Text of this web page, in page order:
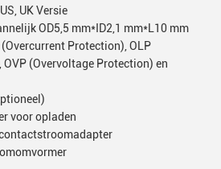
UK Versie
OD5,5 mm*ID2,1 mm*L10 mm
(Overcurrent Protection), OLP
(Overvoltage Protection) en
voor opladen